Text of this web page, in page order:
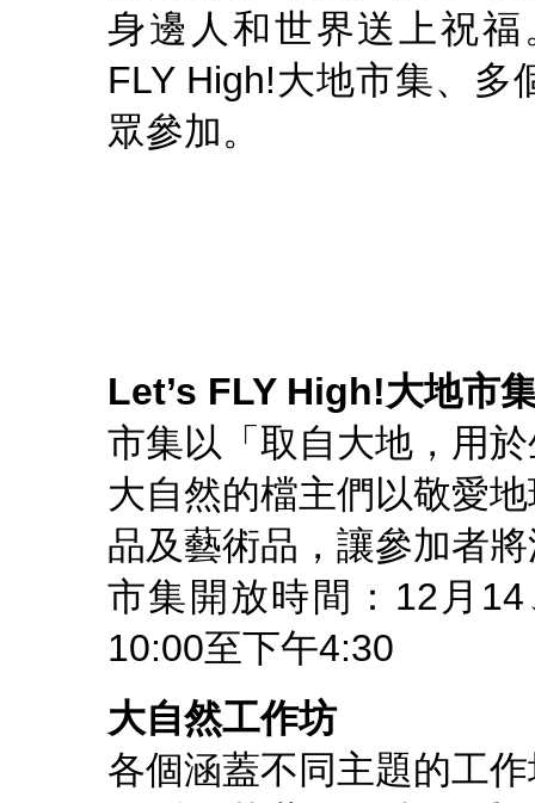
身邊人和世界送上祝福
FLY High!大地市集、多
眾參加。
Let’s FLY High!大地市
市集以「取自大地，用
大自然的檔主們以敬愛
品及藝術品，讓參加者
市集開放時間：12月
10:00至下午4:30
大自然工作坊
各個涵蓋不同主題的工